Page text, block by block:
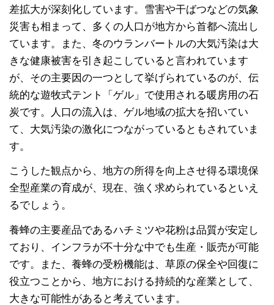
差拡大が深刻化しています。雪害や干ばつなどの気象
災害も相まって、多くの人口が地方から首都へ流出し
ています。また、冬のウランバートルの大気汚染は大
きな健康被害を引き起こしていると言われています
が、その主要因の一つとして挙げられているのが、伝
統的な遊牧式テント「ゲル」で使用される暖房用の石
炭です。人口の流入は、ゲル地域の拡大を招いてい
て、大気汚染の激化につながっているともされていま
す。
こうした観点から、地方の所得を向上させ得る環境保
全型産業の育成が、現在、強く求められているといえ
るでしょう。
養蜂の主要産品であるハチミツや花粉は品質が安定し
ており、インフラが不十分な中でも生産・販売が可能
です。また、養蜂の受粉機能は、草原の保全や回復に
役立つことから、地方における持続的な産業として、
大きな可能性があると考えています。